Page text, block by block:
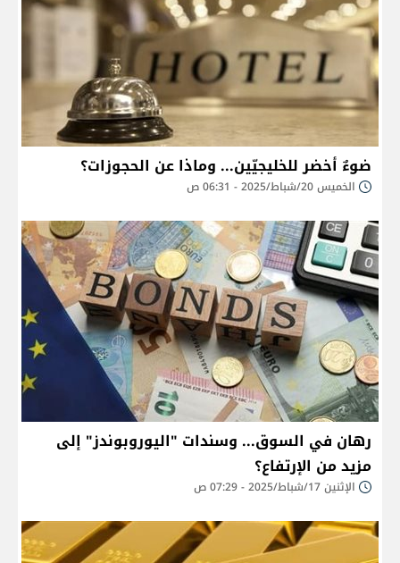
ضوءٌ أخضر للخليجيّين... وماذا عن الحجوزات؟
الخميس 20/شباط/2025 - 06:31 ص
​رهان في السوق... وسندات "اليوروبوندز" إلى
مزيد من الإرتفاع؟
الإثنين 17/شباط/2025 - 07:29 ص